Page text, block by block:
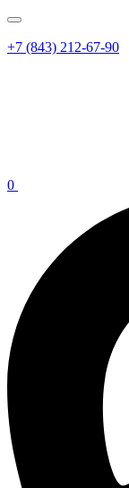
+7 (843) 212-67-90
0